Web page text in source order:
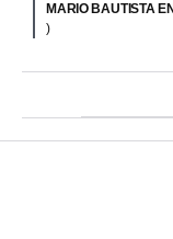
MARIO BAUTISTA
)